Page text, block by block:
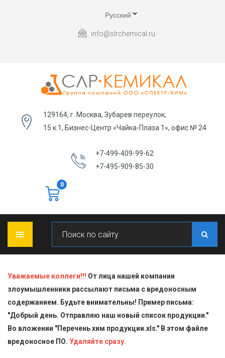
Русский
info@slrchemical.ru
129164, г. Москва, Зубарев переулок,
15 к.1, Бизнес-Центр «Чайка-Плаза 1», офис № 24
+7-499-409-99-62
+7-495-909-85-30
0
О КОМПАНИИ
ПРОДУКЦИЯ
Блескообразующие добавки
СТАТЬИ
Уважаемые коллеги!!! От лица нашей компании
злоумышленники рассылают письма с вредоносным
содержанием. Будьте внимательны! Пример письма:
"Добрый день. Отправляю наш новый список продукции."
Во вложении "Перечень хим продукции.xls." В этом файле
вредоносное ПО. Удаляйте сразу.